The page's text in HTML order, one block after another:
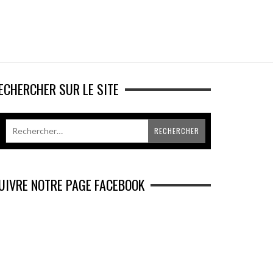
SUR LE SITE
NOTRE PAGE FACEBOOK